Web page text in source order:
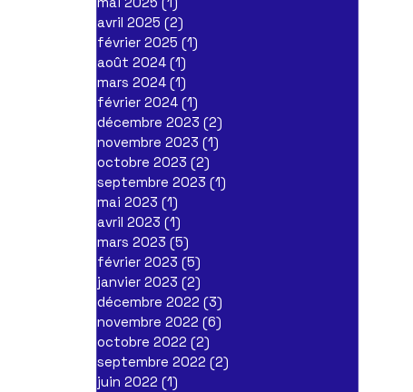
avril 2025 (2)
février 2025 (1)
août 2024 (1)
mars 2024 (1)
février 2024 (1)
décembre 2023 (2)
novembre 2023 (1)
octobre 2023 (2)
septembre 2023 (1)
mai 2023 (1)
avril 2023 (1)
mars 2023 (5)
février 2023 (5)
janvier 2023 (2)
décembre 2022 (3)
novembre 2022 (6)
octobre 2022 (2)
septembre 2022 (2)
juin 2022 (1)